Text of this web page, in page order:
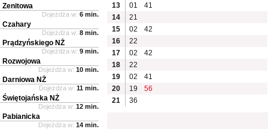
13
01
41
14
21
15
02
42
16
22
17
02
42
18
22
19
02
41
20
19
56
21
36
Zenitowa
Dojeżdża w: 6 min.
Czahary
Dojeżdża w: 8 min.
Prądzyńskiego NŻ
Dojeżdża w: 9 min.
Rozwojowa
Dojeżdża w: 10 min.
Darniowa NŻ
Dojeżdża w: 11 min.
Świętojańska NŻ
Dojeżdża w: 12 min.
Pabianicka
Dojeżdża w: 14 min.